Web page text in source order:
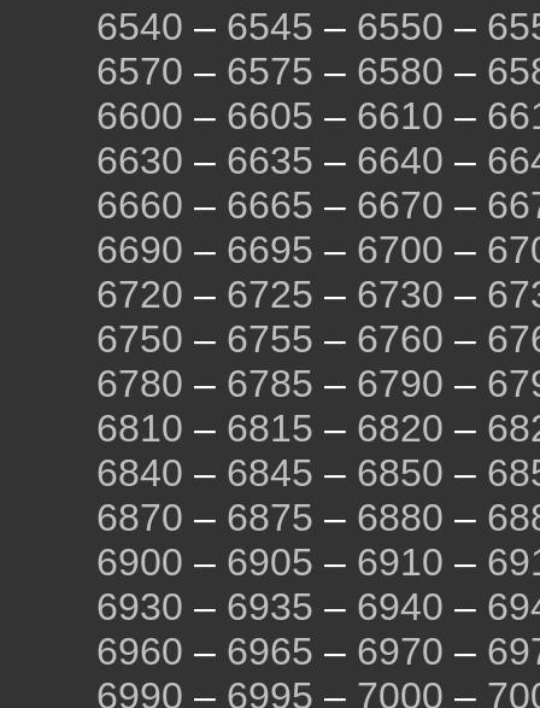
6540 – 6545 – 6550 –
6570 – 6575 – 6580 –
6600 – 6605 – 6610 –
6630 – 6635 – 6640 –
6660 – 6665 – 6670 –
6690 – 6695 – 6700 –
6720 – 6725 – 6730 –
6750 – 6755 – 6760 –
6780 – 6785 – 6790 –
6810 – 6815 – 6820 –
6840 – 6845 – 6850 –
6870 – 6875 – 6880 –
6900 – 6905 – 6910 –
6930 – 6935 – 6940 –
6960 – 6965 – 6970 –
6990 – 6995 – 7000 –